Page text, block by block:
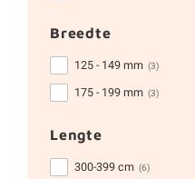
Breedte
125 - 149 mm (3)
175 - 199 mm (3)
Lengte
300-399 cm (6)